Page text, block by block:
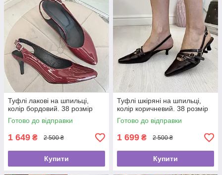
Туфлі лакові на шпильці,
колір бордовий. 38 розмір
Готово до відправки
1 649 ₴ 2 500 ₴
Купити
Туфлі шкіряні на шпильці,
колір коричневий. 38 розмір
Готово до відправки
1 699 ₴ 2 500 ₴
Купити